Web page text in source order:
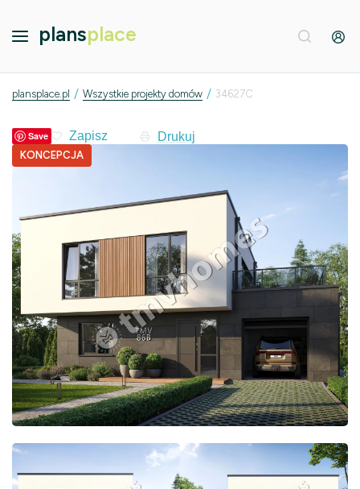
plansplace
plansplace.pl / Wszystkie projekty domów / 34627C
Save Drukuj
KONCEPCJA